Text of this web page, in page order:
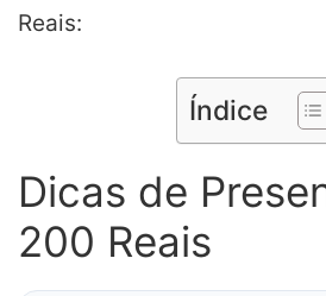
Reais:
Índice
Dicas de
200 Reais